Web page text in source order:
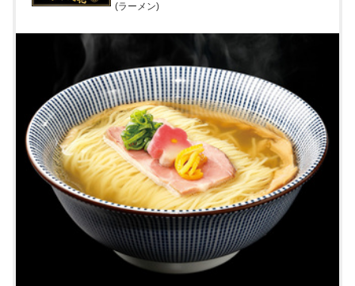
(ラーメン)